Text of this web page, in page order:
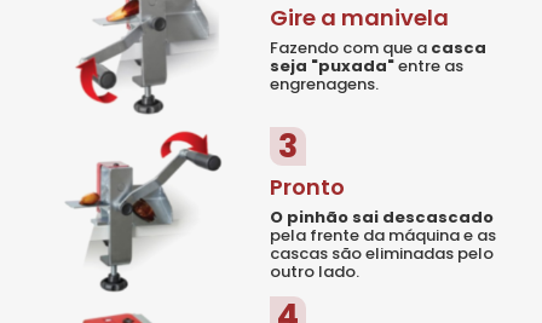
Gire a manivela
Fazendo com que a casca
seja "puxada"entre as
engrenagens.
3
Pronto
O pinhão sai descascado
pela frente da máquina e as
cascas são eliminadas pelo
outro lado.